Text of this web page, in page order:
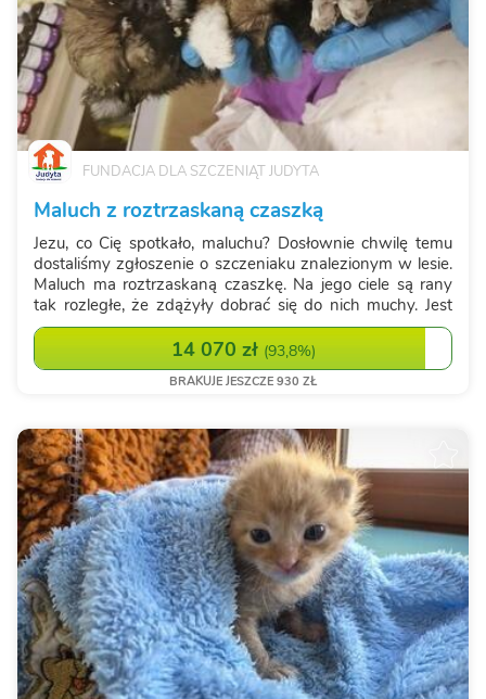
FUNDACJA DLA SZCZENIĄT JUDYTA
Maluch z roztrzaskaną czaszką
Jezu, co Cię spotkało, maluchu? Dosłownie chwilę temu
dostaliśmy zgłoszenie o szczeniaku znalezionym w lesie.
Maluch ma roztrzaskaną czaszkę. Na jego ciele są rany
tak rozległe, że zdążyły dobrać się do nich muchy. Jest
zjadany żywcem, a do tego był w lesie sam - bez żadnej
pomocy. Nie wiemy jesz...14 070 zł (93,8%)
BRAKUJE JESZCZE 930 ZŁ